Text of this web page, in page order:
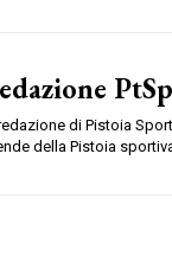
di Pistoia
della Pistoia